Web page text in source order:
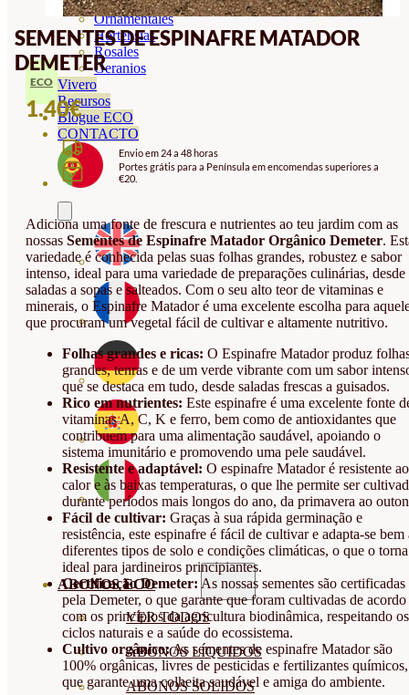
Ornamentales
Hortensias
Rosales
Geranios
Vivero
Recursos
Blogue ECO
CONTACTO
ABONOS ECO
VER TODOS
ABONOS LÍQUIDOS
ABONOS SOLIDOS
SEMENTES DE ESPINAFRE MATADOR
DEMETER
ECO
1.40€
Envio em 24 a 48 horas
Portes grátis para a Península em encomendas superiores a
€20.
Adiciona uma fonte de frescura e nutrientes ao teu jardim com as
nossas Sementes de Espinafre Matador Orgânico Demeter.
variedade é conhecida pelas suas folhas grandes, robustez e sabor
intenso, ideal para uma variedade de preparações culinárias, desde
saladas a sopas e salteados. Com o seu alto teor de vitaminas e
minerais, o Espinafre Matador é uma excelente escolha para
que procuram um vegetal fácil de cultivar e altamente nutritivo.
Folhas grandes e ricas: O Espinafre Matador produz
grandes, tenras e de um verde vibrante com um sabor
que se destaca em tudo, desde saladas frescas a guisados.
Rico em nutrientes: Este espinafre é uma excelente fonte
vitaminas A, C, K e ferro, bem como de antioxidantes que
contribuem para uma alimentação saudável, apoiando o
sistema imunitário e promovendo uma pele saudável.
Resistente e adaptável: O espinafre Matador é resistente ao
calor e às baixas temperaturas, o que lhe permite ser
durante períodos mais longos do ano, da primavera ao
Fácil de cultivar: Graças à sua rápida germinação e
resistência, este espinafre é fácil de cultivar e adapta-se bem
diferentes tipos de solo e condições climáticas, o que o torna
ideal para jardineiros principiantes.
Certificação Demeter: As nossas sementes são certificadas
pela Demeter, o que garante que foram cultivadas de acordo
com os princípios da agricultura biodinâmica, respeitando os
ciclos naturais e a saúde do ecossistema.
Cultivo orgânico:As sementes de espinafre Matador são
100% orgânicas, livres de pesticidas e fertilizantes
que garante uma colheita saudável e amiga do ambiente.